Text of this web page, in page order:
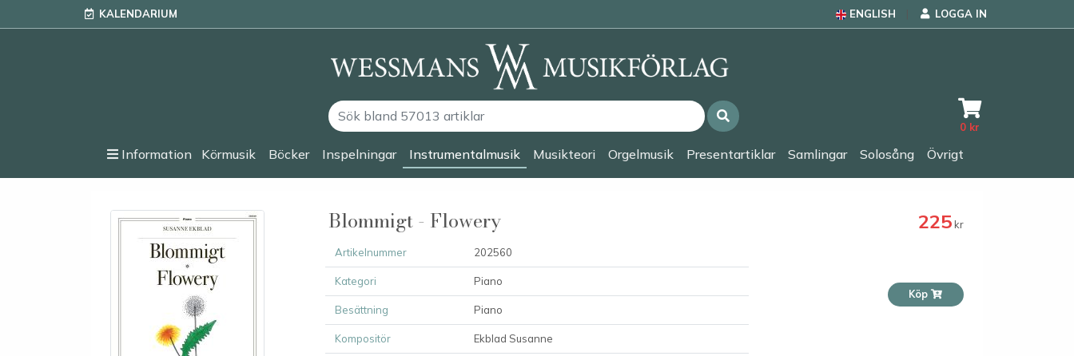
KALENDARIUM ENGLISH LOGGA IN
0 kr
Information Körmusik Böcker Inspelningar Instrumentalmusik Musikteori Orgelmusik Presentartiklar Samlingar Solosång Övrigt
Blommigt - Flowery
Artikelnummer 202560
Kategori Piano
Besättning Piano
Kompositör Ekblad Susanne
225 kr
Köp